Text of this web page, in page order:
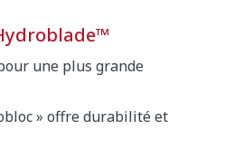
une plus grande
» offre durabilité et